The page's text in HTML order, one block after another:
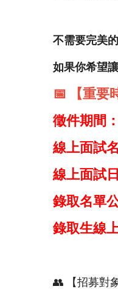
不需要完美
如果你希望
📅
【重要
徵件期間：
線上面試
線上面試
錄取名單
錄取生線
👥 【招募對